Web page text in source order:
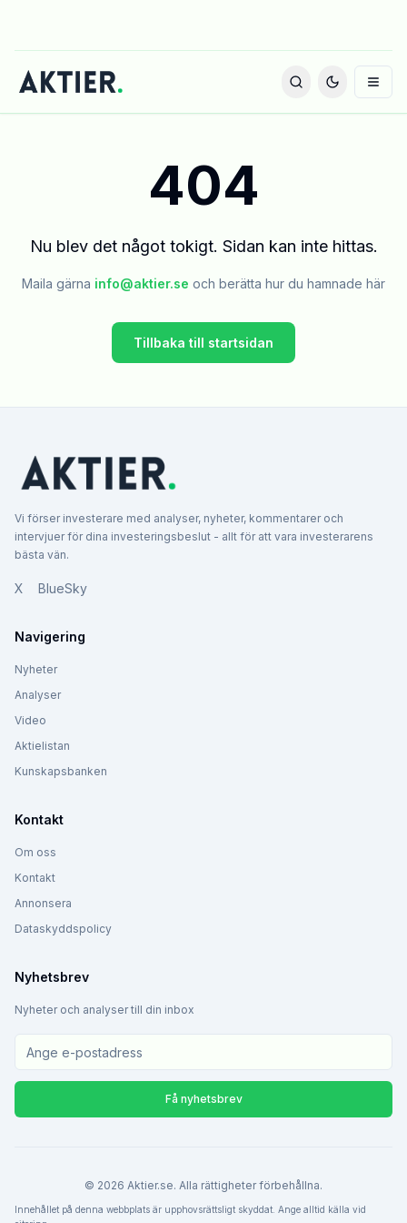
404
Nu blev det något tokigt. Sidan kan inte hittas.
Maila gärna info@aktier.se och berätta hur du hamnade här
Tillbaka till startsidan
Vi förser investerare med analyser, nyheter, kommentarer och
intervjuer för dina investeringsbeslut - allt för att vara investerarens
bästa vän.
X BlueSky
Navigering
Nyheter
Analyser
Video
Aktielistan
Kunskapsbanken
Kontakt
Om oss
Kontakt
Annonsera
Dataskyddspolicy
Nyhetsbrev
Nyheter och analyser till din inbox
Få nyhetsbrev
© 2026 Aktier.se. Alla rättigheter förbehållna.
Innehållet på denna webbplats är upphovsrättsligt skyddat. Ange alltid källa vid